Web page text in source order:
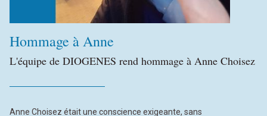
Hommage à Anne
L'équipe de DIOGENES rend hommage à Anne Choisez
Anne Choisez était une conscience exigeante, sans